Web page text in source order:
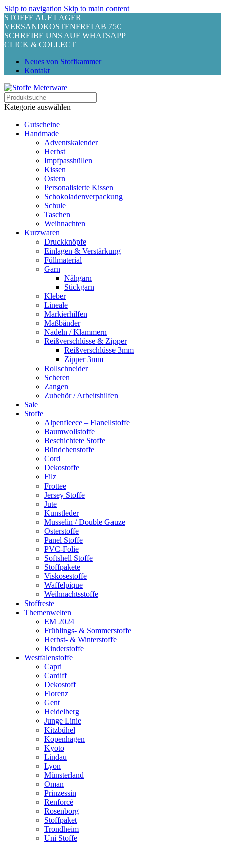
Skip to navigation Skip to main content
STOFFE AUF LAGER
VERSANDKOSTENFREI AB 75€
SCHREIBE UNS AUF WHATSAPP
CLICK & COLLECT
Neues von Stoffkammer
Kontakt
Kategorie auswählen
Gutscheine
Handmade
Adventskalender
Herbst
Impfpasshüllen
Kissen
Ostern
Personalisierte Kissen
Schokoladenverpackung
Schule
Taschen
Weihnachten
Kurzwaren
Druckknöpfe
Einlagen & Verstärkung
Füllmaterial
Garn
Nähgarn
Stickgarn
Kleber
Lineale
Markierhilfen
Maßbänder
Nadeln / Klammern
Reißverschlüsse & Zipper
Reißverschlüsse 3mm
Zipper 3mm
Rollschneider
Scheren
Zangen
Zubehör / Arbeitshilfen
Sale
Stoffe
Alpenfleece – Flanellstoffe
Baumwollstoffe
Beschichtete Stoffe
Bündchenstoffe
Cord
Dekostoffe
Filz
Frottee
Jersey Stoffe
Jute
Kunstleder
Musselin / Double Gauze
Osterstoffe
Panel Stoffe
PVC-Folie
Softshell Stoffe
Stoffpakete
Viskosestoffe
Waffelpique
Weihnachtsstoffe
Stoffreste
Themenwelten
EM 2024
Frühlings- & Sommerstoffe
Herbst- & Winterstoffe
Kinderstoffe
Westfalenstoffe
Capri
Cardiff
Dekostoff
Florenz
Gent
Heidelberg
Junge Linie
Kitzbühel
Kopenhagen
Kyoto
Lindau
Lyon
Münsterland
Oman
Prinzessin
Renforcé
Rosenborg
Stoffpaket
Trondheim
Uni Stoffe